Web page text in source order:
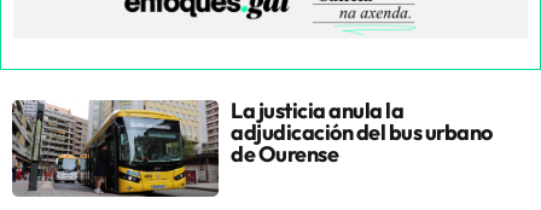
La justicia anula la
adjudicación del bus urbano
de Ourense